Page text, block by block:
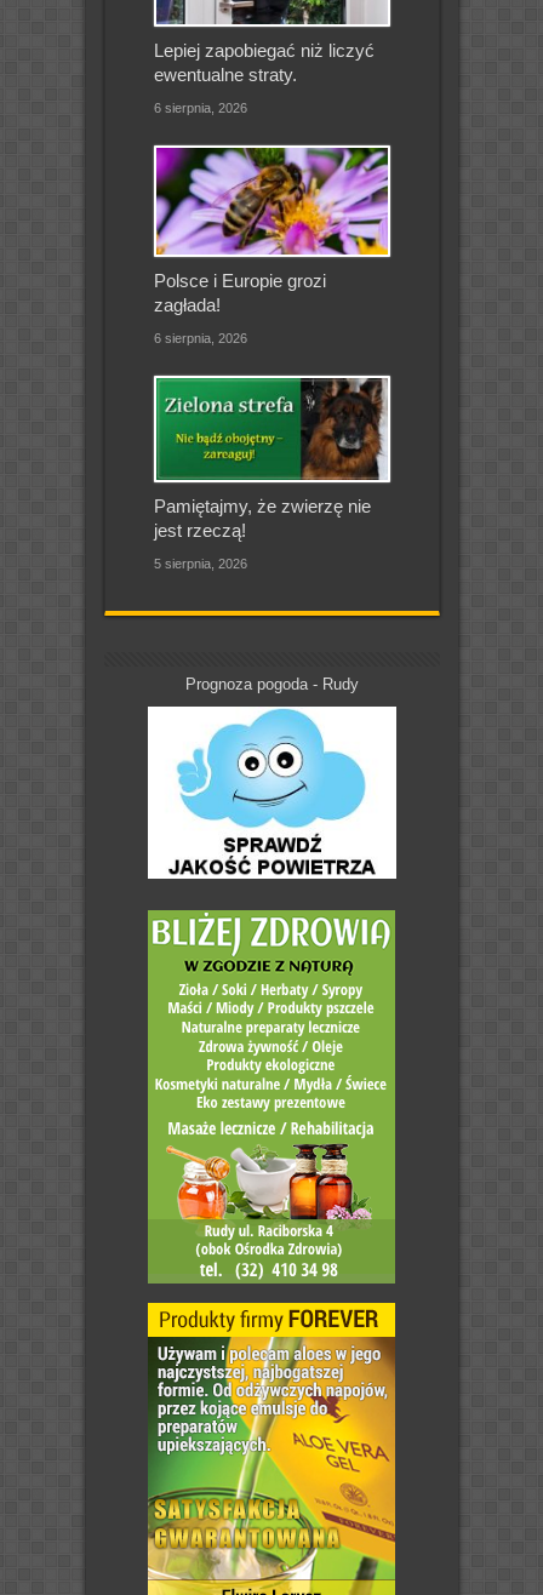
Lepiej zapobiegać niż liczyć
ewentualne straty.
6 sierpnia, 2026
Polsce i Europie grozi
zagłada!
6 sierpnia, 2026
Pamiętajmy, że zwierzę nie
jest rzeczą!
5 sierpnia, 2026
Prognoza pogoda - Rudy